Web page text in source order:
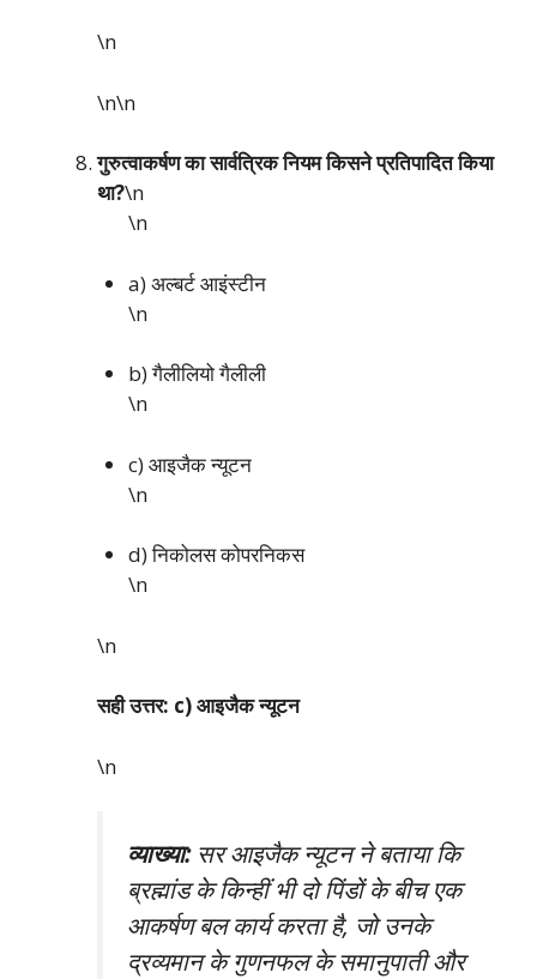
\n
\n\n
गुरुत्वाकर्षण का सार्वत्रिक नियम किसने प्रतिपादित किया
था?\n
\n
a) अल्बर्ट आइंस्टीन
\n
b) गैलीलियो गैलीली
\n
c) आइजैक न्यूटन
\n
d) निकोलस कोपरनिकस
\n
\n
सही उत्तर: c) आइजैक न्यूटन
\n
व्याख्या:सर आइजैक न्यूटन ने बताया कि
ब्रह्मांड के किन्हीं भी दो पिंडों के बीच एक
आकर्षण बल कार्य करता है, जो उनके
द्रव्यमान के गुणनफल के समानुपाती और